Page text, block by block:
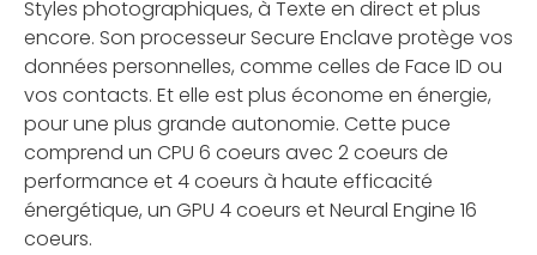
Styles photographiques, à Texte en direct et plus
encore. Son processeur Secure Enclave protège vos
données personnelles, comme celles de Face ID ou
vos contacts. Et elle est plus économe en énergie,
pour une plus grande autonomie. Cette puce
comprend un CPU 6 coeurs avec 2 coeurs de
performance et 4 coeurs à haute efficacité
énergétique, un GPU 4 coeurs et Neural Engine 16
coeurs.